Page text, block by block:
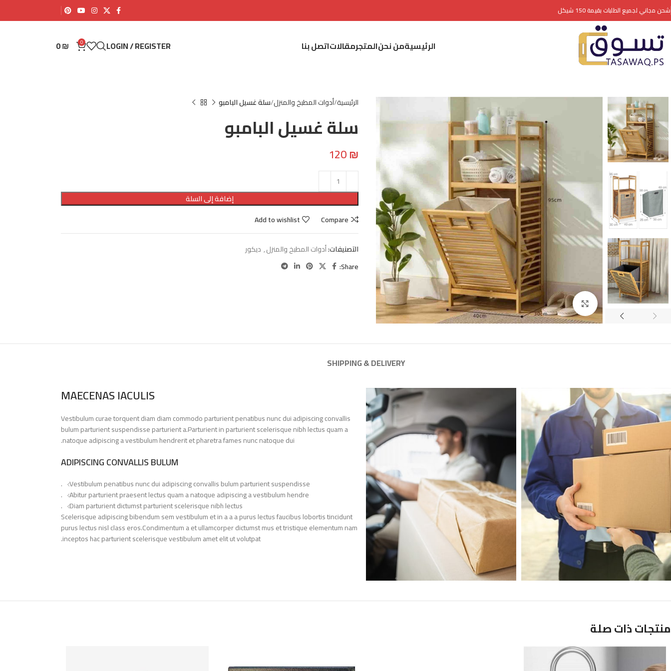
شحن مجاني لجميع الطلبات بقيمة 150 شيكل
الرئيسيةمن نحنالمتجرمقالاتاتصل بنا LOGIN / REGISTER
0
0₪
Click to enlarge
الرئيسية أدوات المطبخ والمنزل سلة غسيل البامبو
سلة غسيل البامبو
120₪
إضافة إلى السلة
Compare
Add to wishlist
التصنيفات:أدوات المطبخ والمنزل, ديكور
Share:
SHIPPING & DELIVERY
MAECENAS IACULIS
Vestibulum curae torquent diam diam commodo parturient penatibus nunc dui adipiscing convallis
bulum parturient suspendisse parturient a.Parturient in parturient scelerisque nibh lectus quam a
natoque adipiscing a vestibulum hendrerit et pharetra fames nunc natoque dui.
ADIPISCING CONVALLIS BULUM
Vestibulum penatibus nunc dui adipiscing convallis bulum parturient suspendisse.
Abitur parturient praesent lectus quam a natoque adipiscing a vestibulum hendre.
Diam parturient dictumst parturient scelerisque nibh lectus.
Scelerisque adipiscing bibendum sem vestibulum et in a a a purus lectus faucibus lobortis tincidunt
purus lectus nisl class eros.Condimentum a et ullamcorper dictumst mus et tristique elementum nam
inceptos hac parturient scelerisque vestibulum amet elit ut volutpat.
منتجات ذات صلة